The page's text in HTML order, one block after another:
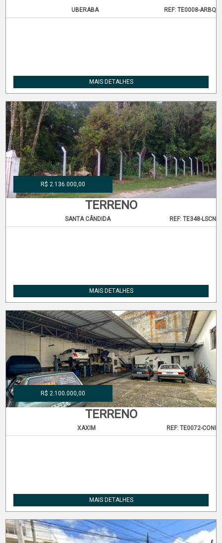
REF: TE0008-ARBQ
UBERABA
MAIS DETALHES
TERRENO
REF: TE348-LSCN
SANTA CÂNDIDA
R$ 2.136.000,00
MAIS DETALHES
TERRENO
REF: TE0072-CONI
XAXIM
R$ 2.100.000,00
MAIS DETALHES